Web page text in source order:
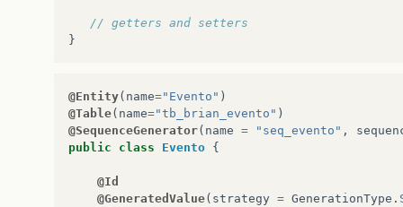
// getters and setters
}
@Entity( name="Evento" )
@Table( name="tb_brian_evento" )
@SequenceGenerator( name = "seq_evento" ,
public
class Evento {
@Id
@GeneratedValue( strategy = GenerationType .